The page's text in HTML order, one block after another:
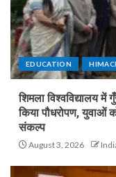
EDUCATION
शिमला विश्वविद्यालय
किया पौधरोपण, युवाओं
संकल्प
August 3, 2026